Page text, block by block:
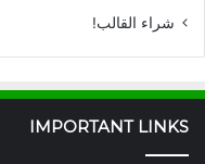
شراء القالب!
IMPORTANT LINKS